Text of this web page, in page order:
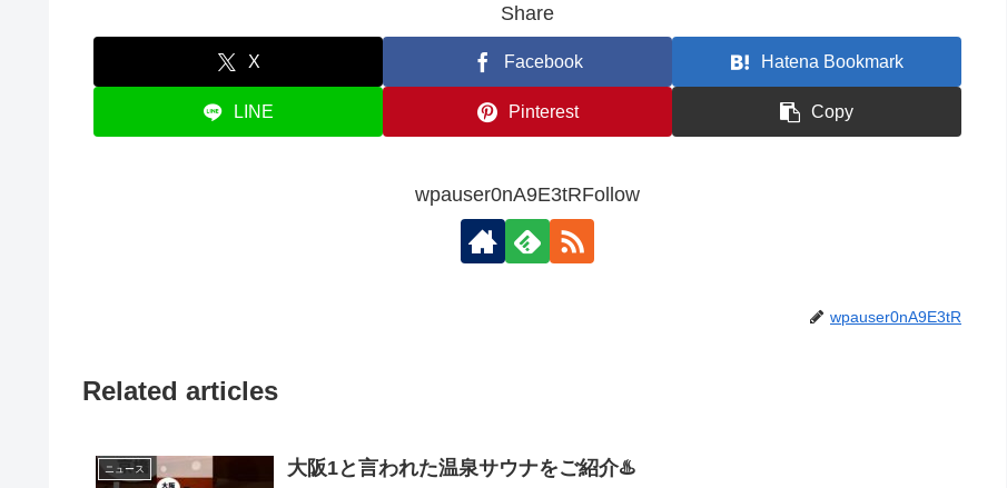
Share
X Facebook Hatena Bookmark
LINE Pinterest Copy
wpauser0nA9E3tRFollow
wpauser0nA9E3tR
Related articles
ニュース 大阪1と言われた温泉サウナをご紹介♨️